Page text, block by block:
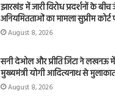
झारखंड में जारी विरोध प्रदर्शनों के बीच
अनियमितताओं का मामला सुप्रीम कोर्ट
August 8, 2026
सनी देओल और प्रीति जिंटा ने लखनऊ में
मुख्यमंत्री योगी आदित्यनाथ से
August 8, 2026